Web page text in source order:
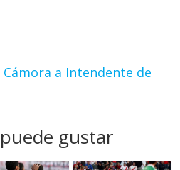
a Intendente de
gustar